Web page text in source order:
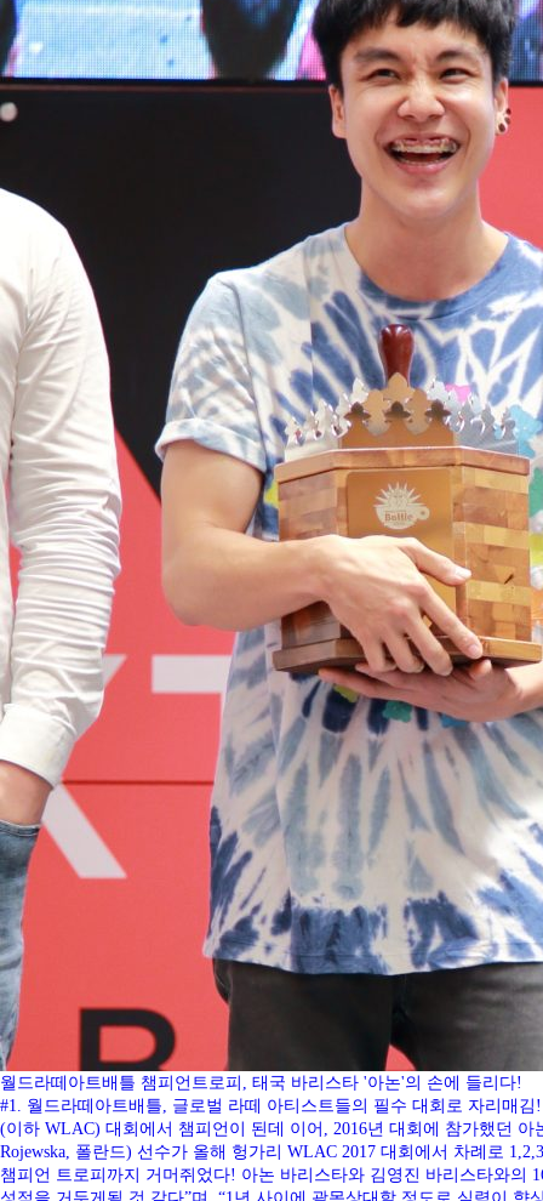
월드라떼아트배틀 챔피언트로피, 태국 바리스타 '아논'의 손에 들리다!
#1. 월드라떼아트배틀, 글로벌 라떼 아티스트들의 필수 대회로 자리매
(이하 WLAC) 대회에서 챔피언이 된데 이어, 2016년 대회에 참가했던 아
Rojewska, 폴란드) 선수가 올해 헝가리 WLAC 2017 대회에서 차례로
챔피언 트로피까지 거머쥐었다! 아논 바리스타와 김영진 바리스타와의